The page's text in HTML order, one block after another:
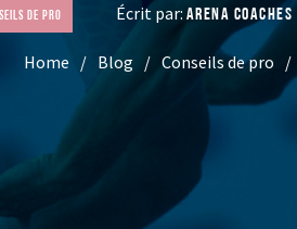
de pro Écrit par: ARENA COACHES
Home Blog Conseils de pro